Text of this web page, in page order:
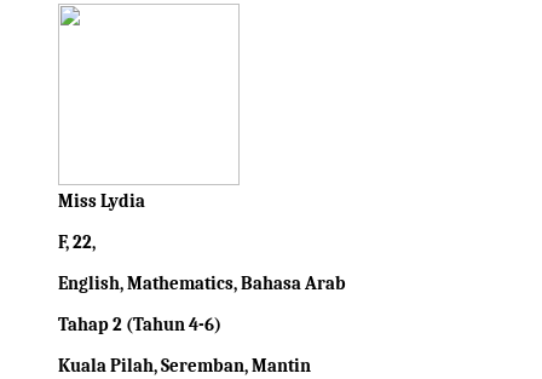
Miss Lydia
F, 22,
English, Mathematics, Bahasa Arab
Tahap 2 (Tahun 4-6)
Kuala Pilah, Seremban, Mantin